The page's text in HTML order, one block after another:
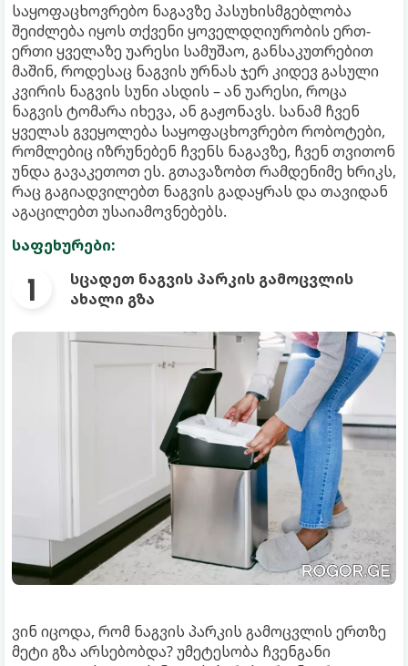
საყოფაცხოვრებო ნაგავზე პასუხისმგებლობა
შეიძლება იყოს თქვენი ყოველდღიურობის ერთ-
ერთი ყველაზე უარესი სამუშაო, განსაკუთრებით
მაშინ, როდესაც ნაგვის ურნას ჯერ კიდევ გასული
კვირის ნაგვის სუნი ასდის – ან უარესი, როცა
ნაგვის ტომარა იხევა, ან გაჟონავს. სანამ ჩვენ
ყველას გვეყოლება საყოფაცხოვრებო რობოტები,
რომლებიც იზრუნებენ ჩვენს ნაგავზე, ჩვენ თვითონ
უნდა გავაკეთოთ ეს. გთავაზობთ რამდენიმე ხრიკს,
რაც გაგიადვილებთ ნაგვის გადაყრას და თავიდან
აგაცილებთ უსაიამოვნებებს.
საფეხურები:
სცადეთ ნაგვის პარკის გამოცვლის
ახალი გზა
ვინ იცოდა, რომ ნაგვის პარკის გამოცვლის ერთზე
მეტი გზა არსებობდა? უმეტესობა ჩვენგანი